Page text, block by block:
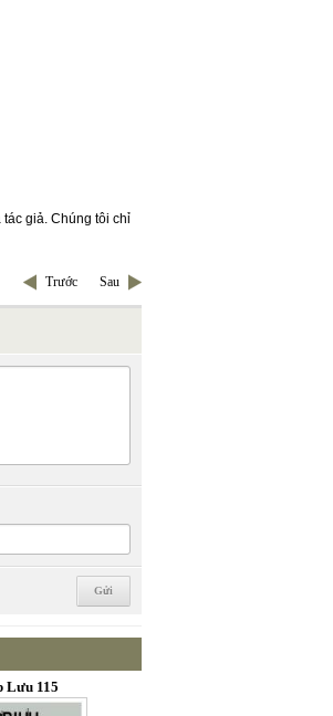
giả. Chúng tôi chỉ
Trước Sau
Lưu 115